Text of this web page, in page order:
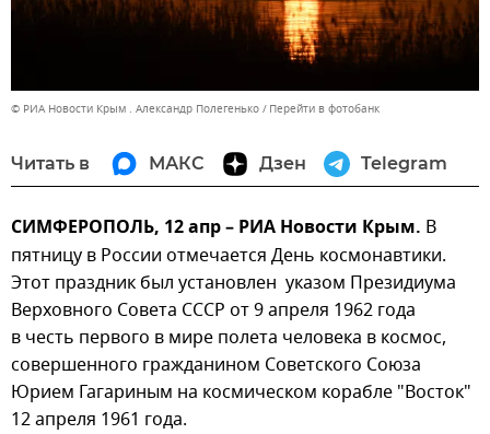
© РИА Новости Крым . Александр Полегенько Перейти в фотобанк
Читать в МАКС Дзен Telegram
СИМФЕРОПОЛЬ, 12 апр – РИА Новости Крым. В
пятницу в России отмечается День космонавтики.
Этот праздник был установлен указом Президиума
Верховного Совета СССР от 9 апреля 1962 года
в честь первого в мире полета человека в космос,
совершенного гражданином Советского Союза
Юрием Гагариным на космическом корабле "Восток"
12 апреля 1961 года.